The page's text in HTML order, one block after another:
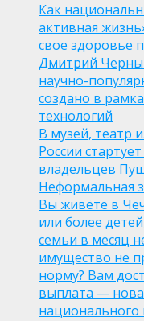
Как
активная
свое здоровье
Дмитрий
научно-
создано в
технологий
В музей, театр
России
владельцев
Неформальная
Вы живёте в
или более
семьи в месяц
имущество не
норму? Вам
выплата —
национального